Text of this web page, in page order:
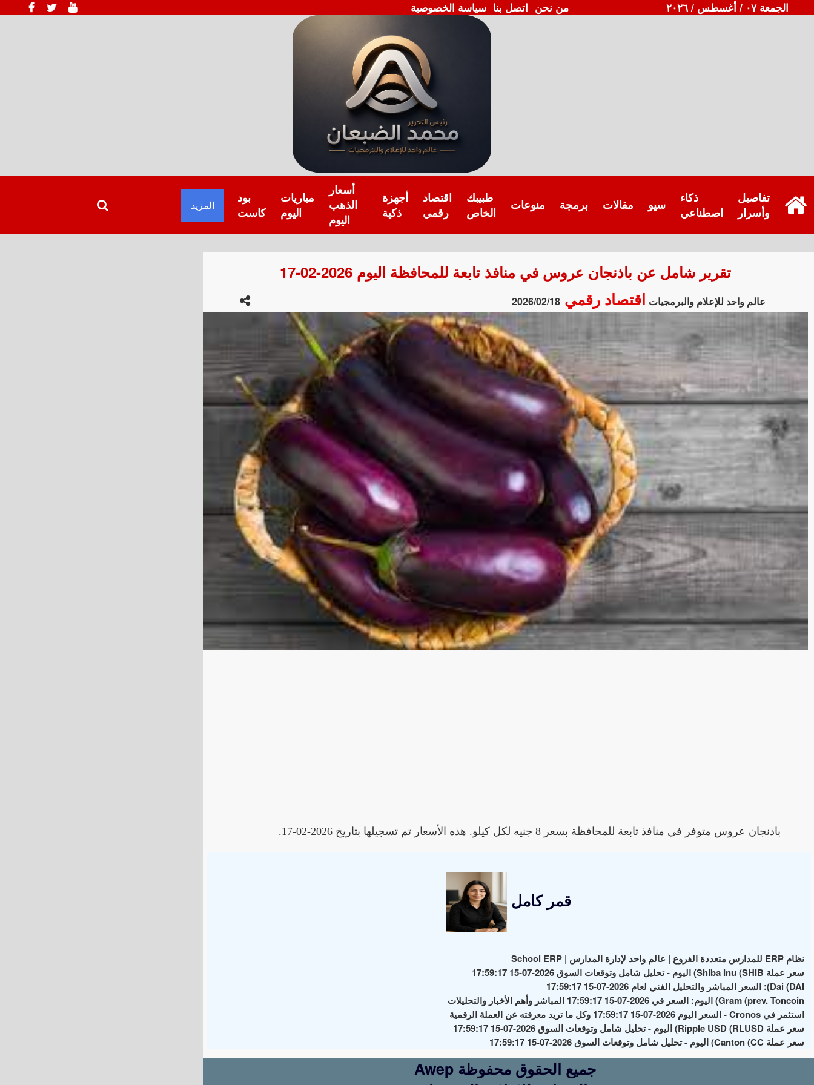
الجمعة ٠٧ / أغسطس / ٢٠٢٦ من نحن اتصل بنا سياسة الخصوصية
المزيد
بود
كاست
مباريات
اليوم
أسعار
الذهب
اليوم
أجهزة
ذكية
اقتصاد
رقمي
طبيبك
الخاص
منوعات برمجة مقالات سيو
ذكاء
اصطناعي
تفاصيل
وأسرار
تقرير شامل عن باذنجان عروس في منافذ تابعة للمحافظة اليوم 2026-02-17
عالم واحد للإعلام والبرمجيات اقتصاد رقمي 2026/02/18
باذنجان عروس متوفر في منافذ تابعة للمحافظة بسعر 8 جنيه لكل كيلو. هذه الأسعار تم تسجيلها بتاريخ 2026-02-17.
قمر كامل
نظام ERP للمدارس متعددة الفروع | عالم واحد لإدارة المدارس | School ERP
سعر عملة Shiba Inu (SHIB) اليوم - تحليل شامل وتوقعات السوق 2026-07-15 17:59:17
Dai (DAI): السعر المباشر والتحليل الفني لعام 2026-07-15 17:59:17
Gram (prev. Toncoin) اليوم: السعر في 2026-07-15 17:59:17 المباشر وأهم الأخبار والتحليلات
استثمر في Cronos - السعر اليوم 2026-07-15 17:59:17 وكل ما تريد معرفته عن العملة الرقمية
سعر عملة Ripple USD (RLUSD) اليوم - تحليل شامل وتوقعات السوق 2026-07-15 17:59:17
سعر عملة Canton (CC) اليوم - تحليل شامل وتوقعات السوق 2026-07-15 17:59:17
Awep جميع الحقوق محفوظة